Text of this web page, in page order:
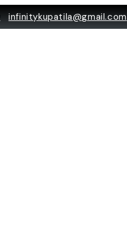
infinitykupatila@gmail.com